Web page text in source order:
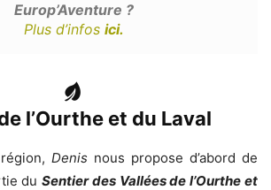
Europ’Aventure ?
Plus d’infos ici.
l’Ourthe et du Laval
Denis nous propose d’abord de
duSentier des Vallées de l’Ourthe et